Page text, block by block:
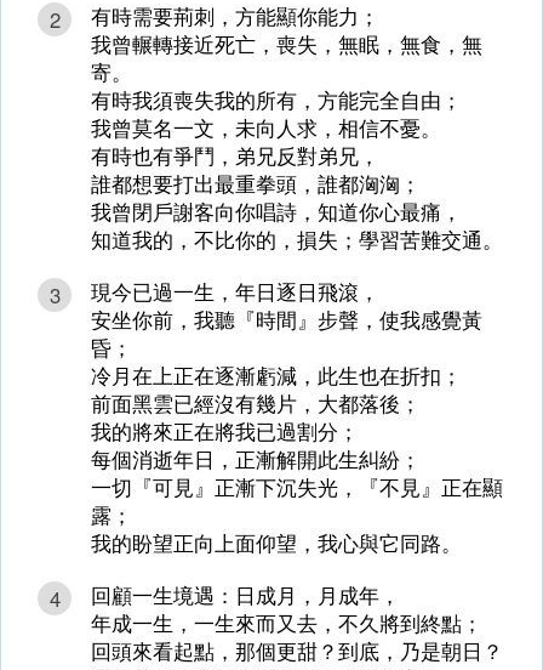
2
有時需要荊刺，方能顯你能力；
我曾輾轉接近死亡，喪失，無眠，無食，無
寄。
有時我須喪失我的所有，方能完全自由；
我曾莫名一文，未向人求，相信不憂。
有時也有爭鬥，弟兄反對弟兄，
誰都想要打出最重拳頭，誰都洶洶；
我曾閉戶謝客向你唱詩，知道你心最痛，
知道我的，不比你的，損失；學習苦難交通。
3
現今已過一生，年日逐日飛滾，
安坐你前，我聽『時間』步聲，使我感覺黃
昏；
冷月在上正在逐漸虧減，此生也在折扣；
前面黑雲已經沒有幾片，大都落後；
我的將來正在將我已過割分；
每個消逝年日，正漸解開此生糾紛；
一切『可見』正漸下沉失光，『不見』正在顯
露；
我的盼望正向上面仰望，我心與它同路。
4
回顧一生境遇：日成月，月成年，
年成一生，一生來而又去，不久將到終點；
回頭來看起點，那個更甜？到底，乃是朝日？